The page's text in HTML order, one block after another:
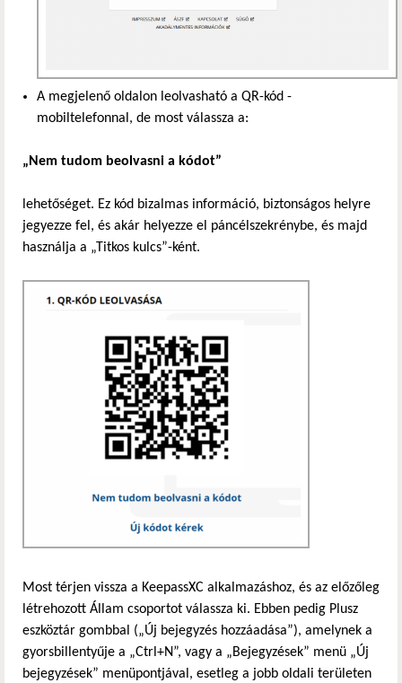
A megjelenő oldalon leolvasható a QR-kód -
mobiltelefonnal, de most válassza a:
„Nem tudom beolvasni a kódot”
lehetőséget. Ez kód bizalmas információ, biztonságos helyre
jegyezze fel, és akár helyezze el páncélszekrénybe, és majd
használja a „Titkos kulcs”-ként.
Most térjen vissza a KeepassXC alkalmazáshoz, és az előzőleg
létrehozott Állam csoportot válassza ki. Ebben pedig Plusz
eszköztár gombbal („Új bejegyzés hozzáadása”), amelynek a
gyorsbillentyűje a „Ctrl+N”, vagy a „Bejegyzések” menü „Új
bejegyzések” menüpontjával, esetleg a jobb oldali területen